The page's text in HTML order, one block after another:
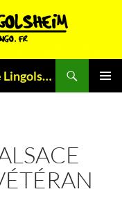
Bad-Lingo.fr – Badminton Club de Lingolsheim